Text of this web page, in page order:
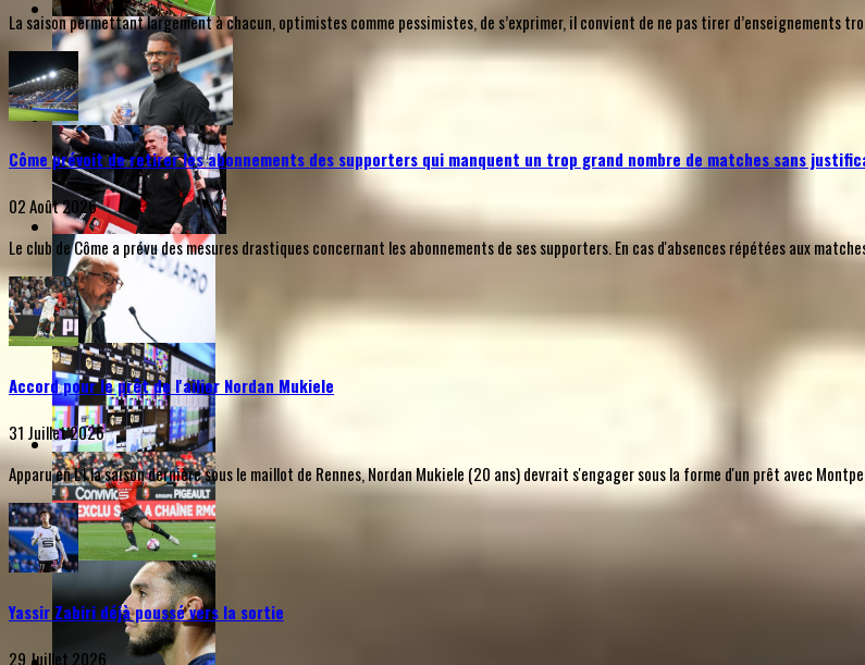
La saison permettant largement à chacun, optimistes comme pessimistes, de s’exprimer, il convient de ne pas tirer d’enseignements
Côme prévoit de retirer les abonnements des supporters qui manquent un trop grand nombre de matches sans
02 Août 2026
Le club de Côme a prévu des mesures drastiques concernant les abonnements de ses supporters. En cas d'absences répétées aux
Accord pour le prêt de l'ailier Nordan Mukiele
31 Juillet 2026
Apparu en L1 la saison dernière sous le maillot de Rennes, Nordan Mukiele (20 ans) devrait s'engager sous la forme d'un prêt avec
Yassir Zabiri déjà poussé vers la sortie
29 Juillet 2026